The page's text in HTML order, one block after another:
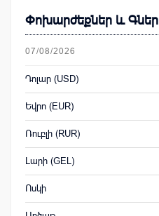
Փոխարժեքներ և Գներ
07/08/2026
Դոլար (USD)
Եվրո (EUR)
Ռուբլի (RUR)
Լարի (GEL)
Ոսկի